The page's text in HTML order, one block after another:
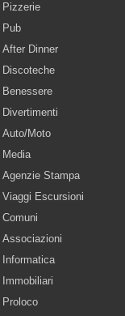
Pizzerie
Pub
After Dinner
Discoteche
Benessere
Divertimenti
Auto/Moto
Media
Agenzie Stampa
Viaggi Escursioni
Comuni
Associazioni
Informatica
Immobiliari
Proloco